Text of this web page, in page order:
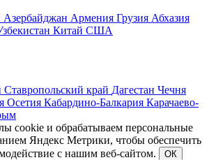
Азербайджан Армения Грузия Абхазия
Китай США
Ставропольский край Дагестан Чечня
Осетия Кабардино-Балкария Карачаево-
cookie и обрабатываем персональные
Яндекс Метрики, чтобы обеспечить
с нашим веб-сайтом.
ОК